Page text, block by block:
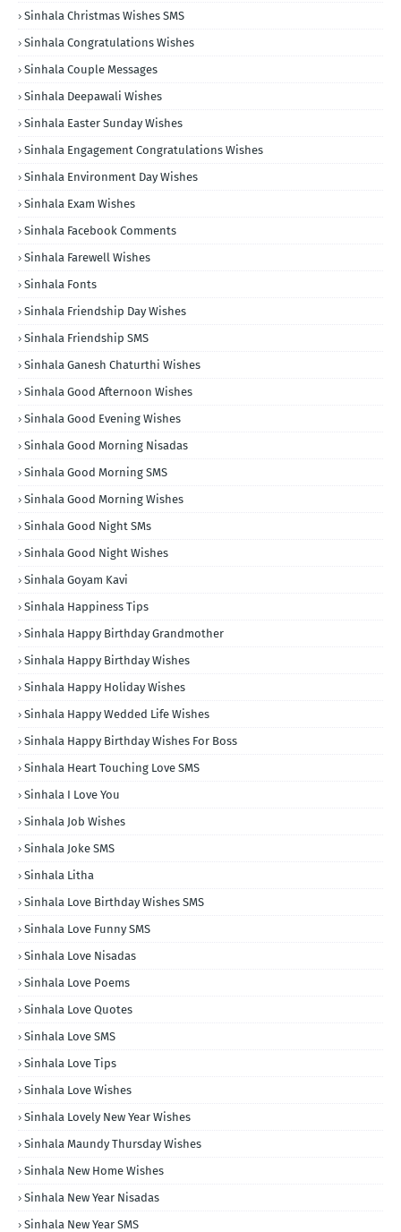
Sinhala Christmas Wishes SMS
Sinhala Congratulations Wishes
Sinhala Couple Messages
Sinhala Deepawali Wishes
Sinhala Easter Sunday Wishes
Sinhala Engagement Congratulations Wishes
Sinhala Environment Day Wishes
Sinhala Exam Wishes
Sinhala Facebook Comments
Sinhala Farewell Wishes
Sinhala Fonts
Sinhala Friendship Day Wishes
Sinhala Friendship SMS
Sinhala Ganesh Chaturthi Wishes
Sinhala Good Afternoon Wishes
Sinhala Good Evening Wishes
Sinhala Good Morning Nisadas
Sinhala Good Morning SMS
Sinhala Good Morning Wishes
Sinhala Good Night SMs
Sinhala Good Night Wishes
Sinhala Goyam Kavi
Sinhala Happiness Tips
Sinhala Happy Birthday Grandmother
Sinhala Happy Birthday Wishes
Sinhala Happy Holiday Wishes
Sinhala Happy Wedded Life Wishes
Sinhala Happy Birthday Wishes For Boss
Sinhala Heart Touching Love SMS
Sinhala I Love You
Sinhala Job Wishes
Sinhala Joke SMS
Sinhala Litha
Sinhala Love Birthday Wishes SMS
Sinhala Love Funny SMS
Sinhala Love Nisadas
Sinhala Love Poems
Sinhala Love Quotes
Sinhala Love SMS
Sinhala Love Tips
Sinhala Love Wishes
Sinhala Lovely New Year Wishes
Sinhala Maundy Thursday Wishes
Sinhala New Home Wishes
Sinhala New Year Nisadas
Sinhala New Year SMS